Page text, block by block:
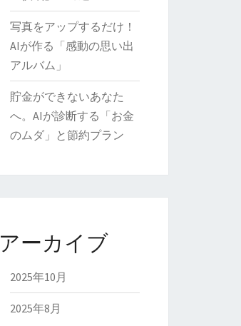
写真をアップするだけ！
AIが作る「感動の思い出
アルバム」
貯金ができないあなた
へ。AIが診断する「お金
のムダ」と節約プラン
アーカイブ
2025年10月
2025年8月